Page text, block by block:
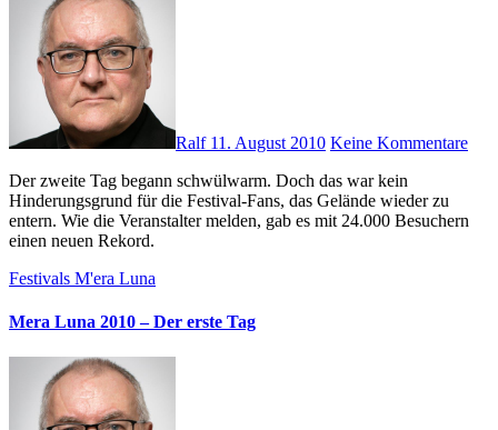
Ralf 11. August 2010 Keine Kommentare
Der zweite Tag begann schwülwarm. Doch das war kein
Hinderungsgrund für die Festival-Fans, das Gelände wieder zu
entern. Wie die Veranstalter melden, gab es mit 24.000 Besuchern
einen neuen Rekord.
Festivals M'era Luna
Mera Luna 2010 – Der erste Tag